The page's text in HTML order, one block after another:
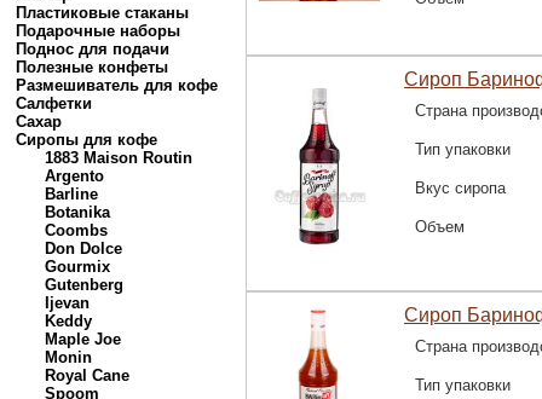
Пластиковые стаканы
Подарочные наборы
Поднос для подачи
Полезные конфеты
Размешиватель для кофе
Салфетки
Сахар
Сиропы для кофе
1883 Maison Routin
Argento
Barline
Botanika
Coombs
Don Dolce
Gourmix
Gutenberg
Ijevan
Keddy
Maple Joe
Monin
Royal Cane
Spoom
Сироп
Страна
Тип упаковки
Вкус сиропа
Объем
Сироп
Страна
Тип упаковки